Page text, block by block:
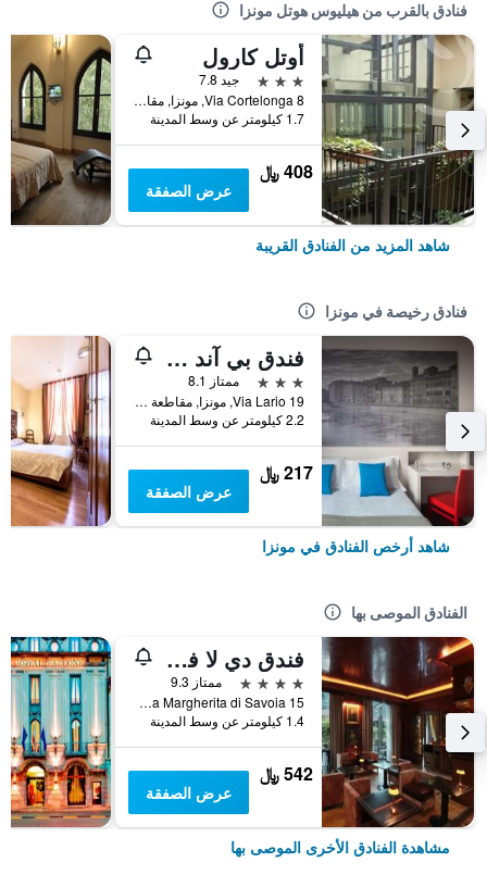
فنادق بالقرب من هيليوس هوتل مونزا
أوتل كارول
3 نجوم
جيد 7.8
8 Via Cortelonga, مونزا, مقاطعة منزا وبريانسا, إيطاليا
1.7 كيلومتر عن وسط المدينة
408 ﷼
عرض الصفقة
شاهد المزيد من الفنادق القريبة
فنادق رخيصة في مونزا
فندق بي آند بي ميلانو-مونزا
3 نجوم
ممتاز 8.1
Via Lario 19, مونزا, مقاطعة منزا وبريانسا, إيطاليا
2.2 كيلومتر عن وسط المدينة
217 ﷼
عرض الصفقة
شاهد أرخص الفنادق في مونزا
الفنادق الموصى بها
فندق دي لا فيلا مونتسا - فنادق سمول لوكسري أوف ذه وورلد
4 نجوم
ممتاز 9.3
Viale Regina Margherita di Savoia 15, مونزا, مقاطعة منزا وبريانسا, إيطاليا
1.4 كيلومتر عن وسط المدينة
542 ﷼
عرض الصفقة
مشاهدة الفنادق الأخرى الموصى بها